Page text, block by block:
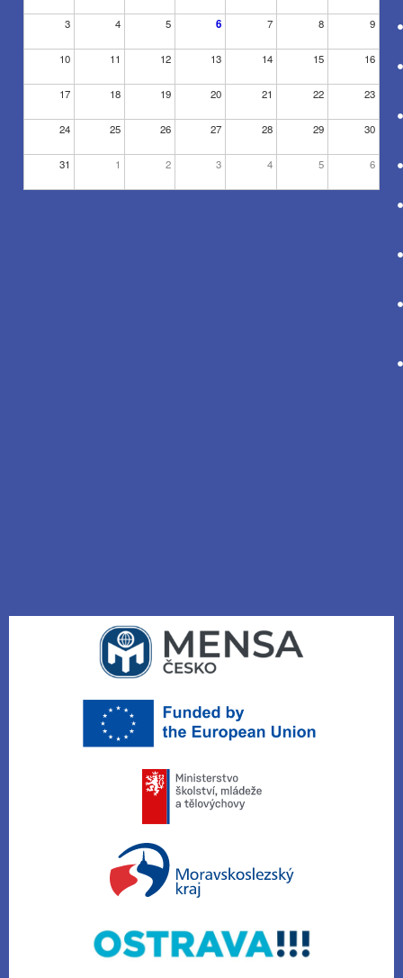
3 4 5 6 7 8 9
10 11 12 13 14 15 16
17 18 19 20 21 22 23
24 25 26 27 28 29 30
31 1 2 3 4 5 6